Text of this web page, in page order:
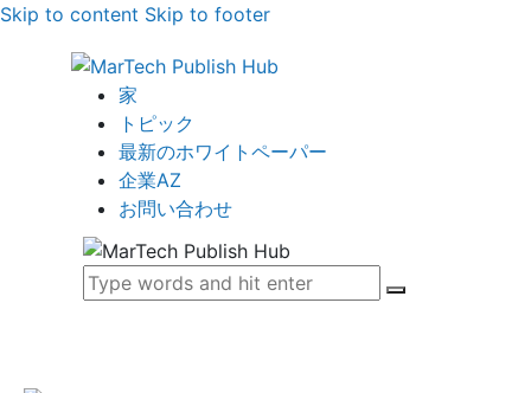
Skip to content Skip to footer
家
トピック
最新のホワイトペーパー
企業AZ
お問い合わせ